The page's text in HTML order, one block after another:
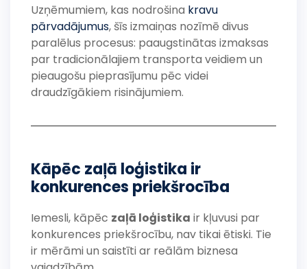
Uzņēmumiem, kas nodrošina kravu
pārvadājumus, šīs izmaiņas nozīmē divus
paralēlus procesus: paaugstinātas izmaksas
par tradicionālajiem transporta veidiem un
pieaugošu pieprasījumu pēc videi
draudzīgākiem risinājumiem.
Kāpēc zaļā loģistika ir
konkurences priekšrocība
Iemesli, kāpēc zaļā loģistika ir kļuvusi par
konkurences priekšrocību, nav tikai ētiski. Tie
ir mērāmi un saistīti ar reālām biznesa